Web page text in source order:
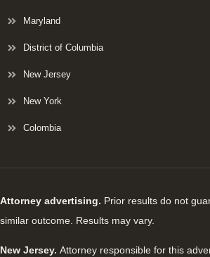
Maryland
District of Columbia
New Jersey
New York
Colombia
Attorney advertising. Prior results do not
similar outcome. Results may vary.
New Jersey. Attorney responsible for this